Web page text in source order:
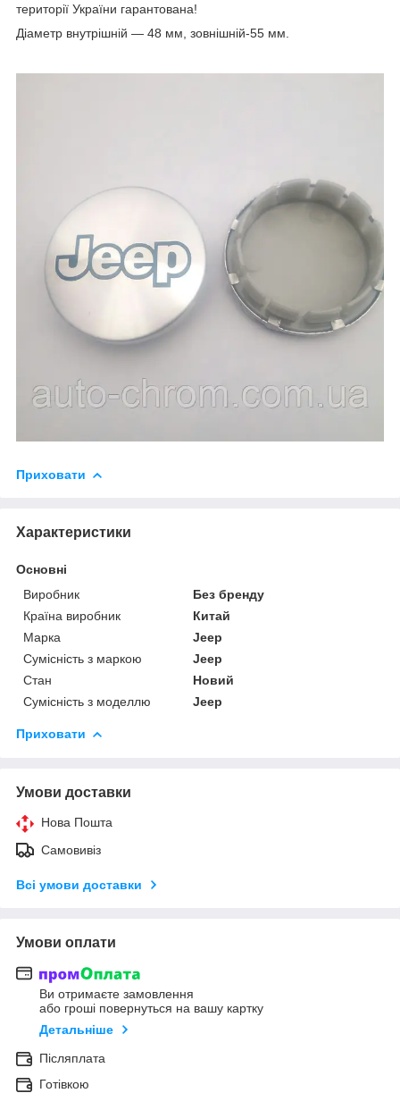
території України гарантована!
Діаметр внутрішній — 48 мм, зовнішній-55 мм.
Приховати
Характеристики
Основні
Виробник
Без бренду
Країна виробник
Китай
Марка
Jeep
Сумісність з маркою
Jeep
Стан
Новий
Сумісність з моделлю
Jeep
Приховати
Умови доставки
Нова Пошта
Самовивіз
Всі умови доставки
Умови оплати
Ви отримаєте замовлення
або гроші повернуться на вашу картку
Детальніше
Післяплата
Готівкою